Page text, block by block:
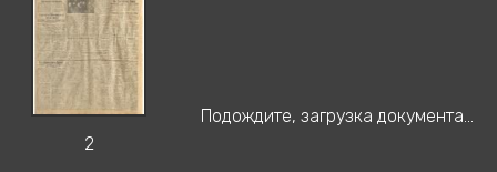
2
Подождите, загрузка документа...